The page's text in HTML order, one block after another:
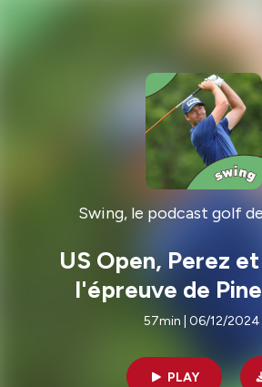
Swing, le podcast golf
US Open, Perez
l'épreuve de
57min | 06/12/2024
PLAY